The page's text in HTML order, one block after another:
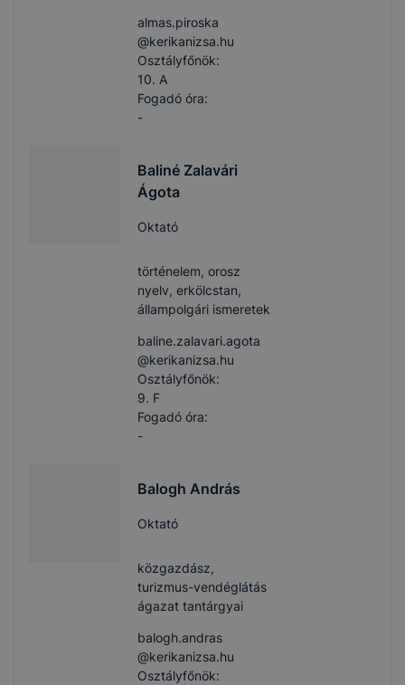
almas.piroska​
@kerikanizsa.hu
Osztályfőnök:
10. A
Fogadó óra:
-
Baliné Zalavári
Ágota
Oktató
történelem, orosz
nyelv, erkölcstan,
állampolgári ismeretek
baline.zalavari.agota​
@kerikanizsa.hu
Osztályfőnök:
9. F
Fogadó óra:
-
Balogh András
Oktató
közgazdász,
turizmus-vendéglátás
ágazat tantárgyai
balogh.andras​
@kerikanizsa.hu
Osztályfőnök: